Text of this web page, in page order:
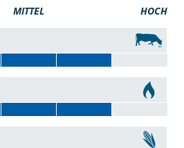
MITTEL HOCH